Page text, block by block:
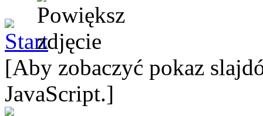
[Aby zobaczyć pokaz
JavaScript.]